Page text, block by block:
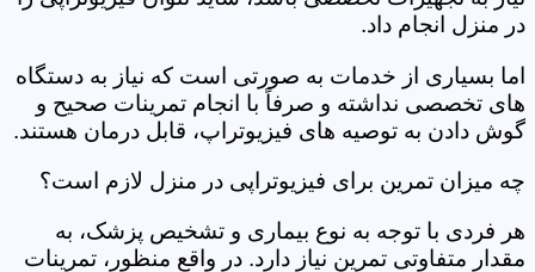
در منزل انجام داد.
اما بسیاری از خدمات به صورتی است که نیاز به دستگاه
های تخصصی نداشته و صرفاً با انجام تمرینات صحیح و
گوش دادن به توصیه های فیزیوتراپ، قابل درمان هستند.
چه میزان تمرین برای فیزیوتراپی در منزل لازم است؟
هر فردی با توجه به نوع بیماری و تشخیص پزشک، به
مقدار متفاوتی تمرین نیاز دارد. در واقع منظور، تمرینات